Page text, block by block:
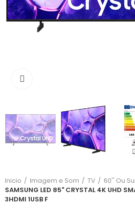
Inicio Imagem e Som TV
60'' Ou
SAMSUNG LED 85" CRYSTAL 4K UHD
3HDMI 1USB F